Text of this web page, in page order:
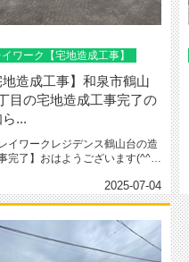
ワーク【宅地造成工事】
地造成工事】和泉市鶴山
目の宅地造成工事完了の
...
レイワークレジデンス鶴山台の造
完了】おはようございます(^^♪
2025-07-04